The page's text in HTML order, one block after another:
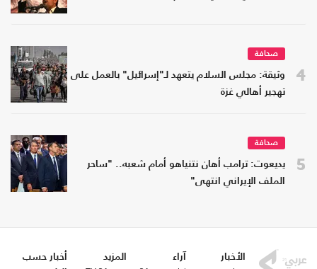
4
صحافة
وثيقة: مجلس السلام يتعهد لـ"إسرائيل" بالعمل على
تهجير أهالي غزة
5
صحافة
يديعوت: ترامب أهان نتنياهو أمام شعبه.. "ساحر
الملف الإيراني انتهى"
الأخبار آراء المزيد
أخبار حسب